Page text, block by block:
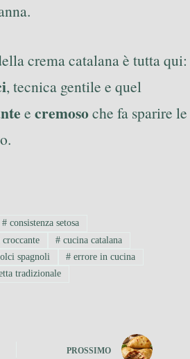
crema catalana è tutta qui:
, tecnica gentile e quel
e cremosoche fa sparire le
#consistenza setosa
# cucina catalana
spagnoli # errore in cucina
tradizionale
PROSSIMO